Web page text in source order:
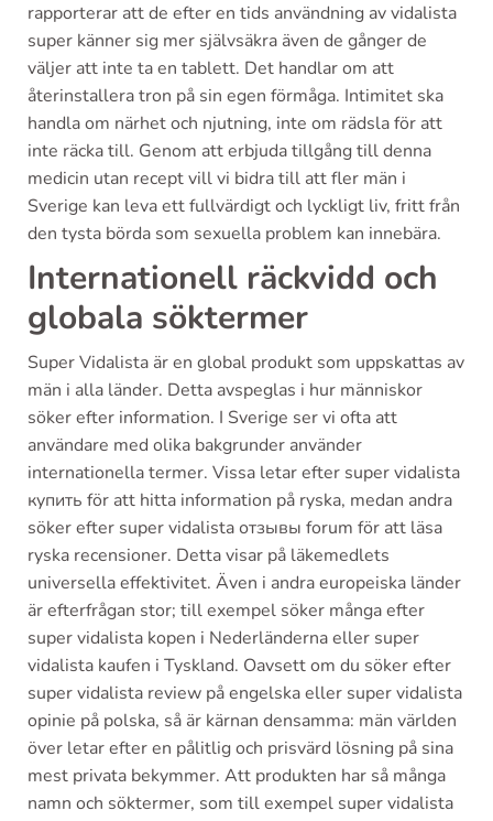
rapporterar att de efter en tids användning av vidalista
super känner sig mer självsäkra även de gånger de
väljer att inte ta en tablett. Det handlar om att
återinstallera tron på sin egen förmåga. Intimitet ska
handla om närhet och njutning, inte om rädsla för att
inte räcka till. Genom att erbjuda tillgång till denna
medicin utan recept vill vi bidra till att fler män i
Sverige kan leva ett fullvärdigt och lyckligt liv, fritt från
den tysta börda som sexuella problem kan innebära.
Internationell räckvidd och
globala söktermer
Super Vidalista är en global produkt som uppskattas av
män i alla länder. Detta avspeglas i hur människor
söker efter information. I Sverige ser vi ofta att
användare med olika bakgrunder använder
internationella termer. Vissa letar efter super vidalista
купить för att hitta information på ryska, medan andra
söker efter super vidalista отзывы forum för att läsa
ryska recensioner. Detta visar på läkemedlets
universella effektivitet. Även i andra europeiska länder
är efterfrågan stor; till exempel söker många efter
super vidalista kopen i Nederländerna eller super
vidalista kaufen i Tyskland. Oavsett om du söker efter
super vidalista review på engelska eller super vidalista
opinie på polska, så är kärnan densamma: män världen
över letar efter en pålitlig och prisvärd lösning på sina
mest privata bekymmer. Att produkten har så många
namn och söktermer, som till exempel super vidalista